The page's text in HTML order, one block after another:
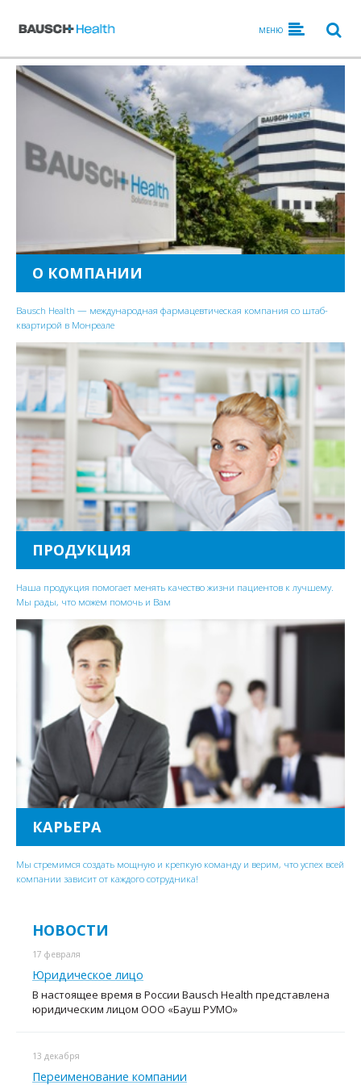
МЕНЮ
О КОМПАНИИ
Bausch Health — международная фармацевтическая компания со штаб-
квартирой в Монреале
ПРОДУКЦИЯ
Наша продукция помогает менять качество жизни пациентов к лучшему.
Мы рады, что можем помочь и Вам
КАРЬЕРА
Мы стремимся создать мощную и крепкую команду и верим, что успех всей
компании зависит от каждого сотрудника!
НОВОСТИ
17 февраля
Юридическое лицо
В настоящее время в России Bausch Health представлена
юридическим лицом ООО «Бауш РУМО»
13 декабря
Переименование компании